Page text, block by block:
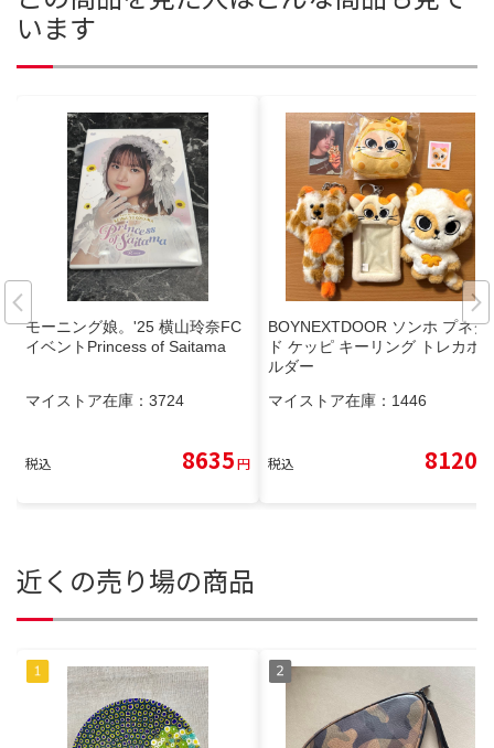
います
モーニング娘。'25 横山玲奈FC
イベントPrincess of Saitama
マイストア在庫： 3724
税込 8635円
BOYNEXTDOOR ソンホ プネク
ド ケッピ キーリング トレカホ
ルダー
マイストア在庫： 1446
税込 8120
近くの売り場の商品